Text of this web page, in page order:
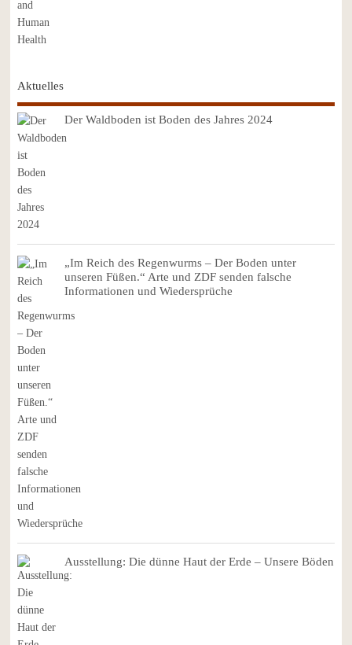
Aktuelles
Der Waldboden ist Boden des Jahres 2024
„Im Reich des Regenwurms – Der Boden unter
unseren Füßen.“ Arte und ZDF senden falsche
Informationen und Wiedersprüche
Ausstellung: Die dünne Haut der Erde – Unsere Böden